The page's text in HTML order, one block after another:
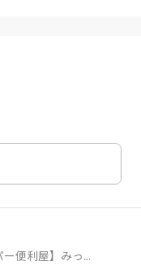
いします！
ー便利屋】みっ...